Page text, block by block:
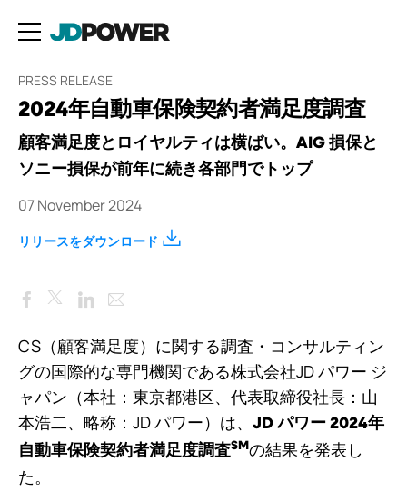
PRESS RELEASE
2024年自動車保険契約者満足度調査
顧客満足度とロイヤルティは横ばい。AIG 損保と
ソニー損保が前年に続き各部門でトップ
07 November 2024
リリースをダウンロード
Facebook
TwitterLinkedIn
CS（顧客満足度）に関する調査・コンサルティン
グの国際的な専門機関である株式会社JD パワー ジ
ャパン（本社：東京都港区、代表取締役社長：山
本浩二、略称：JD パワー）は、
JD パワー 2024年
自動車保険契約者満足度調査SM の結果を発表し
た。